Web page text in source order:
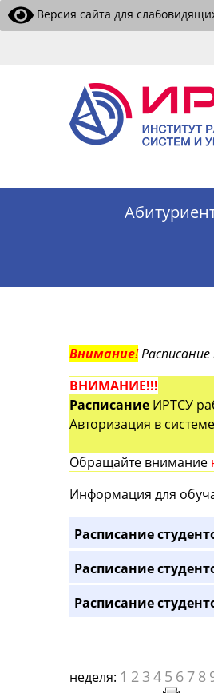
Версия сайта для
Внимание!
ВНИМАНИЕ!!!
Расписание ИРТСУ
Авторизация в
Обращайте внимание
Информация для
Расписание
Расписание
Расписание
неделя: 1 2 3 4 5 6 7 8